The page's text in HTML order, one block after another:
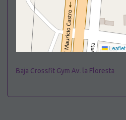
Leaflet
Baja Crossfit Gym Av. la Floresta